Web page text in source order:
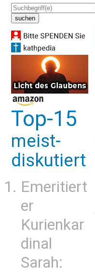
Top-15
meist-
diskutiert
Emeritiert
er
Kurienkar
dinal
Sarah: